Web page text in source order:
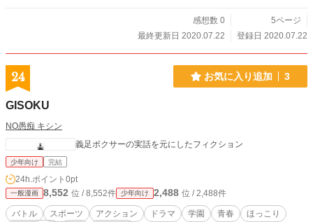
感想数 0
5ページ
最終更新日 2020.07.22
登録日 2020.07.22
24 お気に入り追加 3
GISOKU
NO愚痴 キシン
義足ボクサーの実話を元にしたフィクション
少年向け 完結
24h.ポイント 0pt
一般漫画 8,552 位 / 8,552件 少年向け 2,488 位 / 2,488件
バトル スポーツ アクション ドラマ 学園 青春
ほっこり